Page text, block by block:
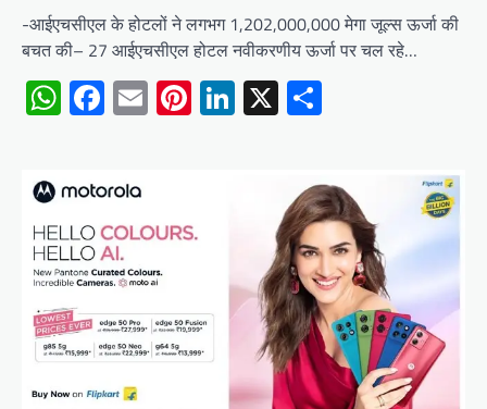
-आईएचसीएल के होटलों ने लगभग 1,202,000,000 मेगा जूल्स ऊर्जा की
बचत की– 27 आईएचसीएल होटल नवीकरणीय ऊर्जा पर चल रहे…
WhatsApp
Facebook
EmailPinterest
LinkedIn
X